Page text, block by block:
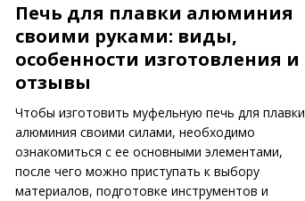
Печь для плавки алюминия
своими руками: виды,
особенности изготовления и
отзывы
Чтобы изготовить муфельную печь для плавки
алюминия своими силами, необходимо
ознакомиться с ее основными элементами,
после чего можно приступать к выбору
материалов, подготовке инструментов и